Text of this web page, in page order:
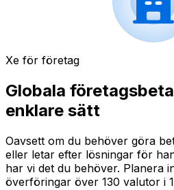
Xe för företag
Globala
enklare sätt
Oavsett om du behöver göra
eller letar efter lösningar för
har vi det du behöver. Planera
överföringar över 130 valutor i